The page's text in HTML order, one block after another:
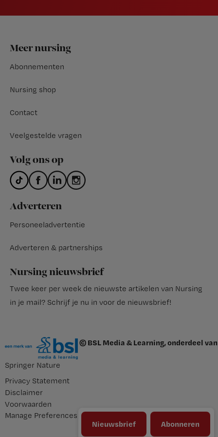
Nieuwsbrief Abonneren
Footer
Meer nursing
Abonnementen
Nursing shop
Contact
Veelgestelde vragen
Volg ons op
Adverteren
Personeeladvertentie
Adverteren & partnerships
Nursing nieuwsbrief
Twee keer per week de nieuwste artikelen van Nursing
in je mail? Schrijf je nu in voor de nieuwsbrief!
© BSL Media & Learning, onderdeel van
Springer Nature
Privacy Statement
Disclaimer
Voorwaarden
Manage Preferences